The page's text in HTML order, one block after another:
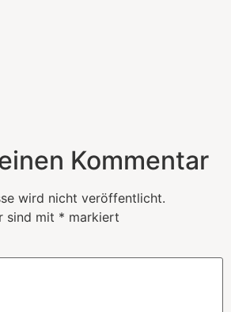
Kommentar
wird nicht veröffentlicht.
sind mit * markiert